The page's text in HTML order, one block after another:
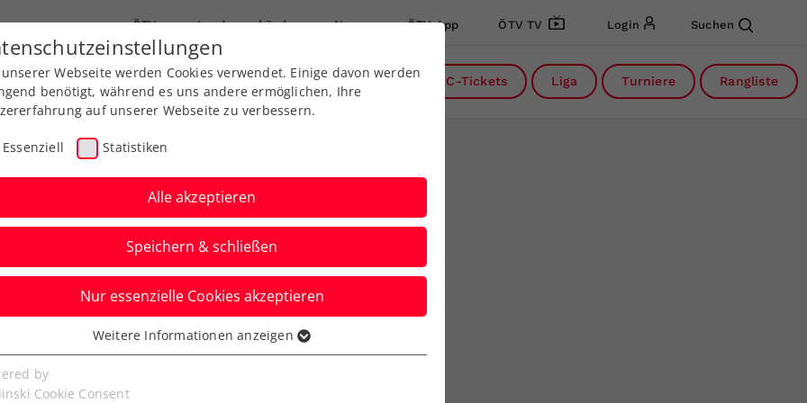
ÖTV Landesverbände News ÖTV App ÖTV TV Login Suchen
Ausbildung Services Über uns FAQ DC-Tickets Liga Turniere Rangliste
Oberleitner
mit erstem
Webseite werden Cookies verwendet. Einige davon werden
benötigt, während es uns andere ermöglichen, Ihre
auf unserer Webseite zu verbessern.
Essenziell Statistiken
Alle akzeptieren
Speichern & schließen
Nur essenzielle Cookies akzeptieren
Cookies werden für grundlegende Funktionen der
benötigt. Dadurch ist gewährleistet, dass die Webseite
Weitere Informationen anzeigen
by
Cookie Consent